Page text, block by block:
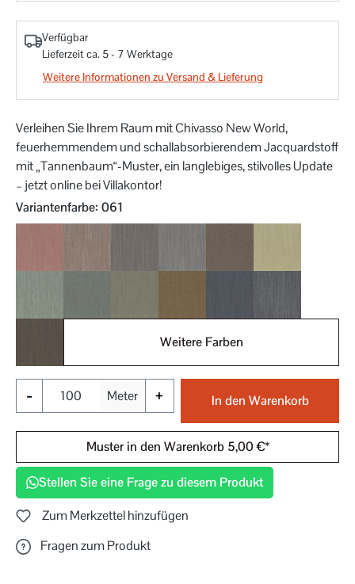
Verfügbar
Lieferzeit ca. 5 - 7 Werktage
Weitere Informationen zu Versand & Lieferung
Verleihen Sie Ihrem Raum mit Chivasso New World,
feuerhemmendem und schallabsorbierendem Jacquardstoff
mit „Tannenbaum“-Muster, ein langlebiges, stilvolles Update
– jetzt online bei Villakontor!
Variantenfarbeauswählen
: 061
Weitere Farben
- Meter + In den Warenkorb
Muster in den Warenkorb 5,00 €*
Stellen Sie eine Frage zu diesem Produkt
Zum Merkzettel hinzufügen
Fragen zum Produkt